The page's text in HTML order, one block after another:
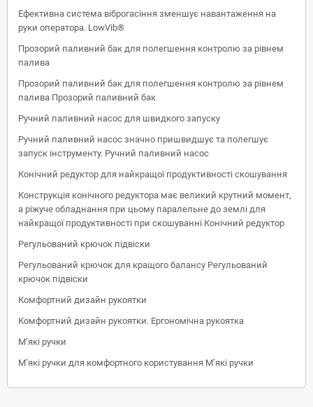
Ефективна система віброгасіння зменшує навантаження на
руки оператора. LowVib®
Прозорий паливний бак для полегшення контролю за рівнем
палива
Прозорий паливний бак для полегшення контролю за рівнем
палива Прозорий паливний бак
Ручний паливний насос для швидкого запуску
Ручний паливний насос значно пришвидшує та полегшує
запуск інструменту. Ручний паливний насос
Конічний редуктор для найкращої продуктивності скошування
Конструкція конічного редуктора має великий крутний момент,
а ріжуче обладнання при цьому паралельне до землі для
найкращої продуктивності при скошуванні Конічний редуктор
Регульований крючок підвіски
Регульований крючок для кращого балансу Регульований
крючок підвіски
Комфортний дизайн рукоятки
Комфортний дизайн рукоятки. Ергономічна рукоятка
М’які ручки
М’які ручки для комфортного користування М’які ручки